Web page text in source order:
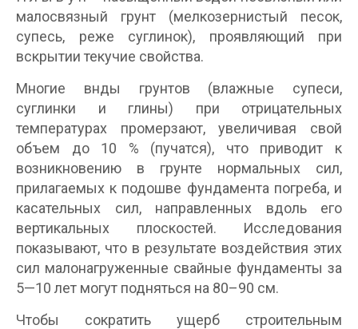
малосвязный грунт (мелкозернистый песок,
супесь, реже суглинок), проявляющий при
вскрытии текучие свойства.
Многие внды грунтов (влажные супеси,
суглинки и глины) при отрицательных
температурах промерзают, увеличивая свой
объем до 10 % (пучатся), что приводит к
возникновению в грунте нормальных сил,
прилагаемых к подошве фундамента погреба, и
касательных сил, направленных вдоль его
вертикальных плоскостей. Исследования
показывают, что в результате воздействия этих
сил малонагруженные свайные фундаменты за
5—10 лет могут подняться на 80–90 см.
Чтобы сократить ущерб строительным